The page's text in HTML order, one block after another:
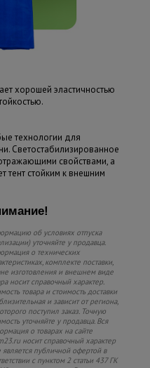
хорошей эластичностью
технологии для
Светостабилизированное
свойствами, а
тент стойким к внешним
об условиях отпуска
уточняйте у продавца.
о технических
комплекте поставки,
изготовления и внешнем виде
носит справочный характер.
товара и стоимость доставки
и зависит от региона,
поступил заказ. Точную
уточняйте у продавца. Вся
о товарах на сайте
носит справочный характер
является публичной офертой в
с пунктом 2 статьи 437 ГК